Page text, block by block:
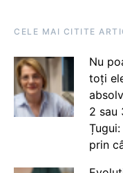
CELE MAI CITITE
Nu
toți
2 sau
prin